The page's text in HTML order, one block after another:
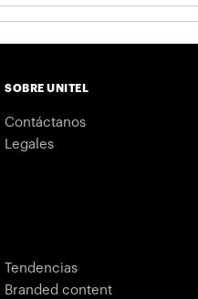
SOBRE UNITEL
Contáctanos
Legales
Tendencias
Branded content